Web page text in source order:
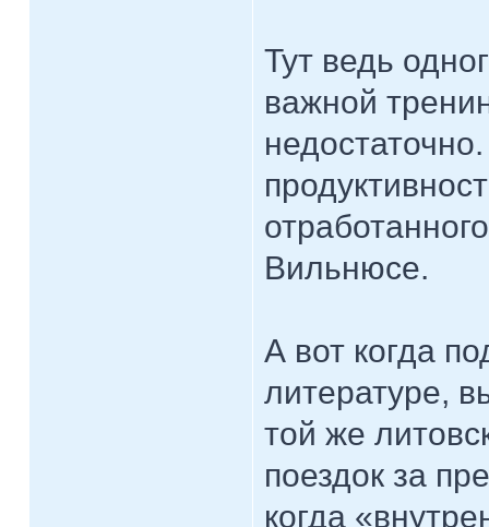
Тут ведь
важной
Вильнюсе.
А вот когда
литературе,
той же
поездок за
когда